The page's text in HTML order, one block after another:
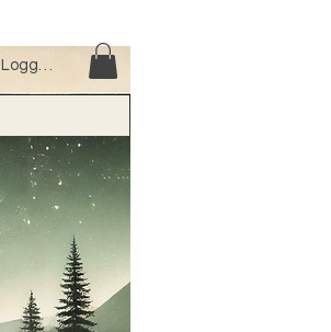
Logga in